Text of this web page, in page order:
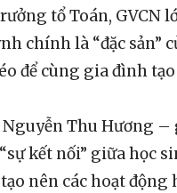
tổ Toán, GVCN
chính là “đặc sản”
để cùng gia đình
Thu Hương
kết nối” giữa học
nên các hoạt động